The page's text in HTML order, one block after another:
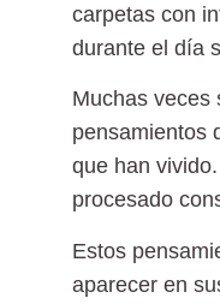
carpetas con
durante el día
Muchas veces
pensamientos
que han
procesado
Estos
aparecer en